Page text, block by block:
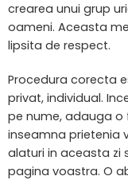
crearea unui grup
oameni. Aceasta
lipsita de respect.
Procedura corecta
privat, individual.
pe nume, adauga
inseamna prietenia
alaturi in aceasta zi
pagina voastra. O